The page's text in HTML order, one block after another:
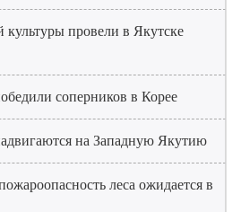
провели в Якутске
соперников в Корее
на Западную Якутию
леса ожидается в